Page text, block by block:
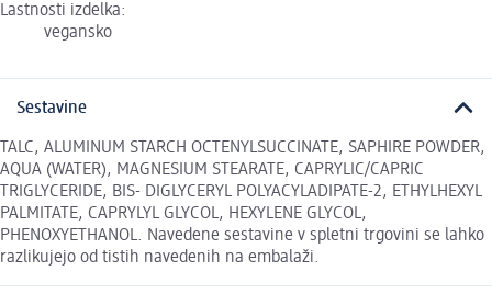
Lastnosti izdelka:
vegansko
Sestavine
TALC, ALUMINUM STARCH OCTENYLSUCCINATE, SAPHIRE POWDER,
AQUA (WATER), MAGNESIUM STEARATE, CAPRYLIC/CAPRIC
TRIGLYCERIDE, BIS- DIGLYCERYL POLYACYLADIPATE-2, ETHYLHEXYL
PALMITATE, CAPRYLYL GLYCOL, HEXYLENE GLYCOL,
PHENOXYETHANOL. Navedene sestavine v spletni trgovini se lahko
razlikujejo od tistih navedenih na embalaži.